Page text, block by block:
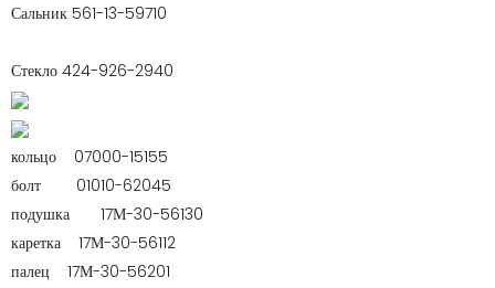
Сальник 561-13-59710
Стекло 424-926-2940
кольцо
07000-15155
болт
01010-62045
подушка
17М-30-56130
каретка
17М-30-56112
палец
17М-30-56201